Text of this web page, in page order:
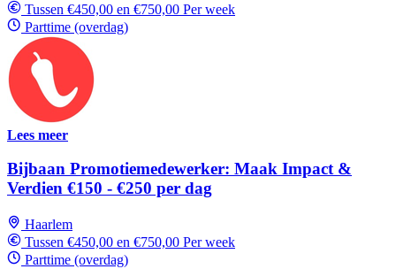
Tussen €450,00 en €750,00 Per week
Parttime (overdag)
Lees meer
Bijbaan Promotiemedewerker: Maak Impact &
Verdien €150 - €250 per dag
Haarlem
Tussen €450,00 en €750,00 Per week
Parttime (overdag)